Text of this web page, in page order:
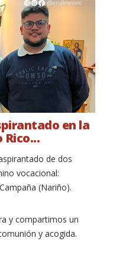
en la
Rico...
de dos
vocacional:
(Nariño).
y compartimos un
y acogida.